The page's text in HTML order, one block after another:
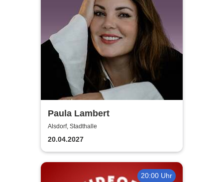
Paula Lambert
Alsdorf, Stadthalle
20.04.2027
20:00 Uhr